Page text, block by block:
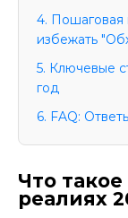
4. Пошаговая
избежать
5. Ключевые
год
6. FAQ:
Что
реалиях